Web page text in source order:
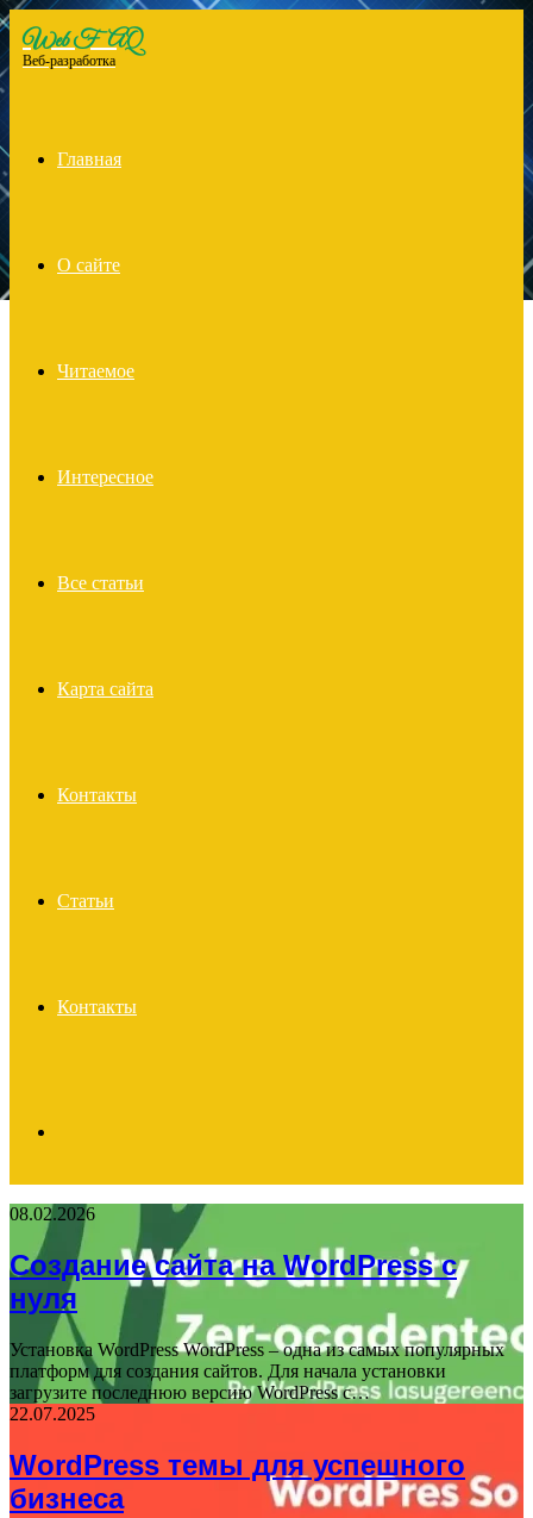
Menu
Web FAQ
Веб-разработка
Главная
О сайте
Читаемое
Интересное
Все статьи
Карта сайта
Контакты
Статьи
Контакты
08.02.2026
Создание сайта на WordPress с
нуля
Установка WordPress WordPress – одна из самых популярных
платформ для создания сайтов. Для начала установки
загрузите последнюю версию WordPress с…
22.07.2025
WordPress темы для успешного
бизнеса